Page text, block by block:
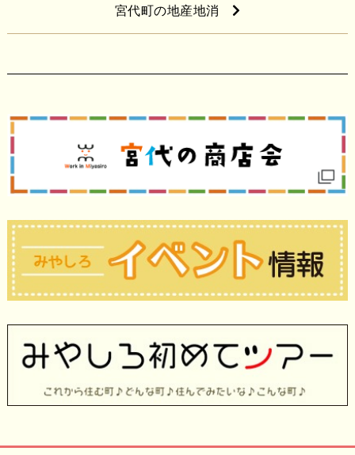
宮代町の地産地消